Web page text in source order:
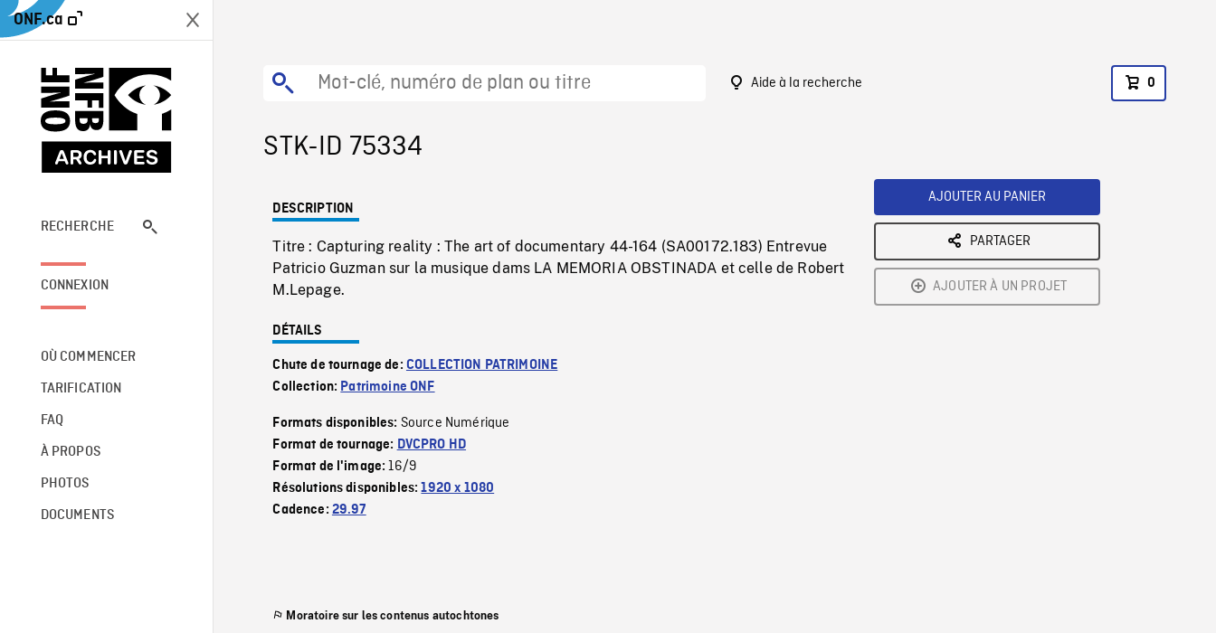
ONF.ca
RECHERCHE
CONNEXION
OÙ COMMENCER
TARIFICATION
FAQ
À PROPOS
PHOTOS
DOCUMENTS
Aide à la recherche 0
STK-ID 75334
DESCRIPTION
Titre : Capturing reality : The art of documentary 44-164 (SA00172.183) Entrevue
Patricio Guzman sur la musique dams LA MEMORIA OBSTINADA et celle de Robert
M.Lepage.
DÉTAILS
Chute de tournage de: COLLECTION PATRIMOINE
Collection: Patrimoine ONF
Formats disponibles: Source Numérique
Format de tournage: DVCPRO HD
Format de l'image:16/9
Résolutions disponibles:1920 x 1080
Cadence: 29.97
Moratoire sur les contenus autochtones
AJOUTER AU PANIER
PARTAGER
AJOUTER À UN PROJET